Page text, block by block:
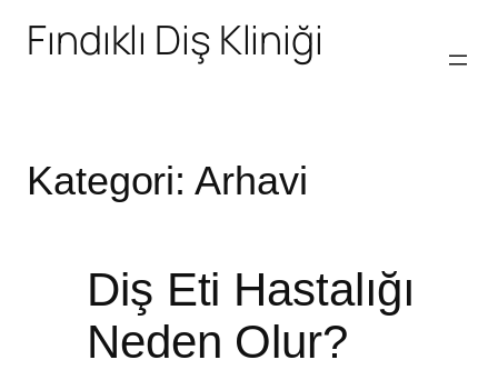
Fındıklı Diş Kliniği
Kategori: Arhavi
Diş Eti Hastalığı
Neden Olur?